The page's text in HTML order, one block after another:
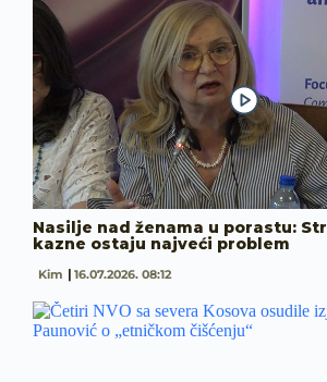
Nasilje nad ženama u porastu:
kazne ostaju najveći problem
Kim 16.07.2026. 08:12